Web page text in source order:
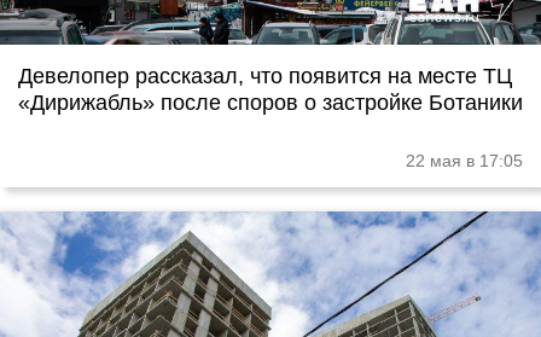
Девелопер рассказал, что появится на месте ТЦ
«Дирижабль» после споров о застройке Ботаники
22 мая в 17:05